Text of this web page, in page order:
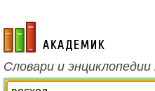
academic.ru
Словари и